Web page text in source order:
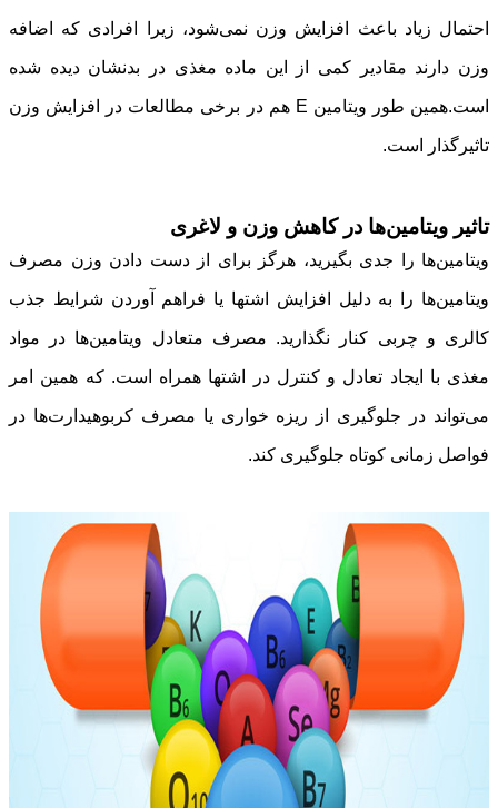
احتمال زیاد باعث افزایش وزن نمی‌شود، زیرا افرادی که اضافه
وزن دارند مقادیر کمی از این ماده مغذی در بدنشان دیده شده
است.همین طور ویتامین E هم در برخی مطالعات در افزایش وزن
تاثیرگذار است.
تاثیر ویتامین‌ها در کاهش وزن و لاغری
ویتامین‌ها را جدی بگیرید، هرگز برای از دست دادن وزن مصرف
ویتامین‌ها را به دلیل افزایش اشتها یا فراهم آوردن شرایط جذب
کالری و چربی کنار نگذارید. مصرف متعادل ویتامین‌ها در مواد
مغذی با ایجاد تعادل و کنترل در اشتها همراه است. که همین امر
می‌تواند در جلوگیری از ریزه خواری یا مصرف کربوهیدارت‌ها در
فواصل زمانی کوتاه جلوگیری کند.